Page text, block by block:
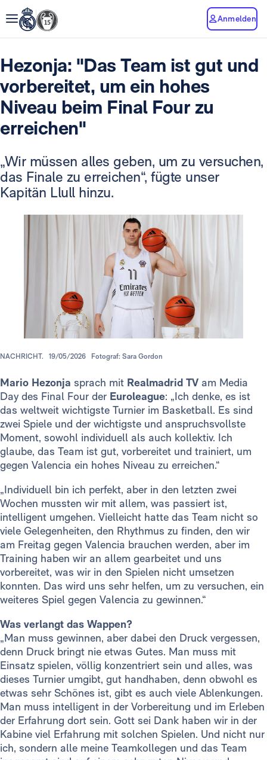
Anmelden
Hezonja: "Das Team ist gut und
vorbereitet, um ein hohes
Niveau beim Final Four zu
erreichen"
„Wir müssen alles geben, um zu versuchen,
das Finale zu erreichen“, fügte unser
Kapitän Llull hinzu.
NACHRICHT. 19/05/2026 Fotograf: Sara Gordon
Mario Hezonja sprach mit Realmadrid TV am Media
Day des Final Four der Euroleague: „Ich denke, es ist
das weltweit wichtigste Turnier im Basketball. Es sind
zwei Spiele und der wichtigste und anspruchsvollste
Moment, sowohl individuell als auch kollektiv. Ich
glaube, das Team ist gut, vorbereitet und trainiert, um
gegen Valencia ein hohes Niveau zu erreichen.“
„Individuell bin ich perfekt, aber in den letzten zwei
Wochen mussten wir mit allem, was passiert ist,
intelligent umgehen. Vielleicht hatte das Team nicht so
viele Gelegenheiten, den Rhythmus zu finden, den wir
am Freitag gegen Valencia brauchen werden, aber im
Training haben wir an allem gearbeitet und uns
vorbereitet, was wir in den Spielen nicht umsetzen
konnten. Das wird uns sehr helfen, um zu versuchen, ein
weiteres Spiel gegen Valencia zu gewinnen.“
Was verlangt das Wappen?
„Man muss gewinnen, aber dabei den Druck vergessen,
denn Druck bringt nie etwas Gutes. Man muss mit
Einsatz spielen, völlig konzentriert sein und alles, was
dieses Turnier umgibt, gut handhaben, denn obwohl es
etwas sehr Schönes ist, gibt es auch viele Ablenkungen.
Man muss intelligent in der Vorbereitung und im Erleben
der Erfahrung dort sein. Gott sei Dank haben wir in der
Kabine viel Erfahrung mit solchen Spielen. Und nicht nur
ich, sondern alle meine Teamkollegen und das Team